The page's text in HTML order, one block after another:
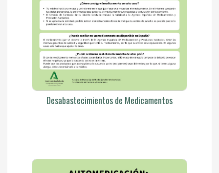
Desabastecimientos de Medicamentos